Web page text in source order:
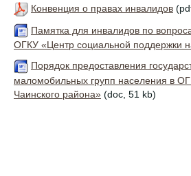
Конвенция о правах инвалидов
Памятка для инвалидов по
ОГКУ «Центр социальной поддержки
Порядок предоставления
маломобильных групп населения в
Чаинского района» (doc, 51 kb)